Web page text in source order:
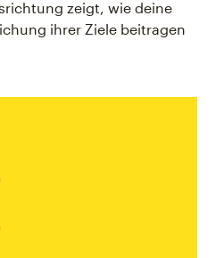
zeigt, wie deine
ihrer Ziele beitragen